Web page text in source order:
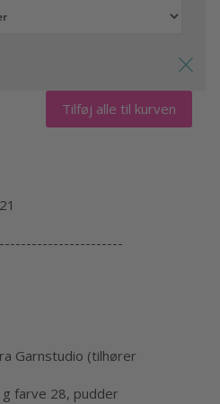
Tilføj alle til kurven
Garnstudio (tilhører
farve 28, pudder